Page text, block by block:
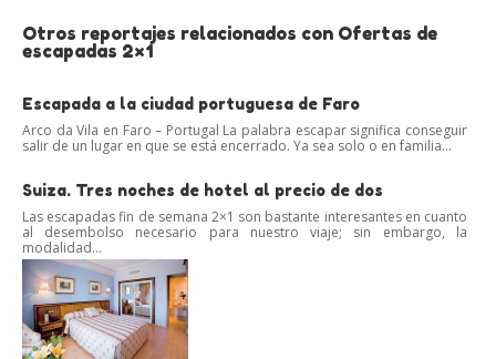
Otros reportajes relacionados con Ofertas de
escapadas 2×1
Escapada a la ciudad portuguesa de Faro
Arco da Vila en Faro – Portugal La palabra escapar significa conseguir
salir de un lugar en que se está encerrado. Ya sea solo o en familia...
Suiza. Tres noches de hotel al precio de dos
Las escapadas fin de semana 2×1 son bastante interesantes en cuanto
al desembolso necesario para nuestro viaje; sin embargo, la
modalidad...